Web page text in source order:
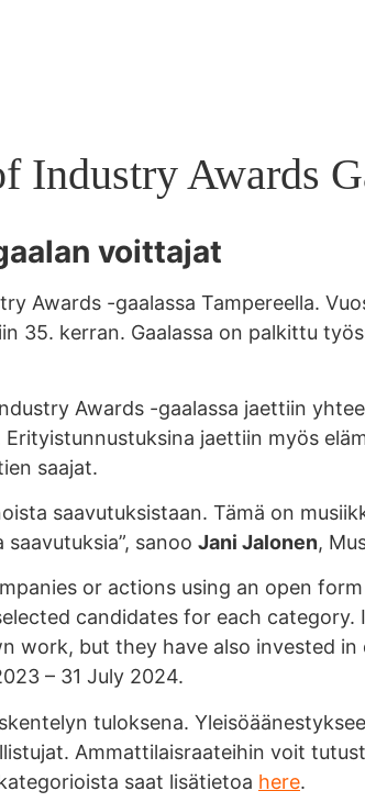
Industry Awards
voittajat
Awards -gaalassa Tampereella.
35. kerran. Gaalassa on palkittu
Awards -gaalassa jaettiin
Erityistunnustuksina jaettiin myös
saajat.
saavutuksistaan. Tämä on
sanoo Jani Jalonen,
or actions using an open
candidates for each
work, but they have also invested
– 31 July 2024.
tuloksena.
Ammattilaisraateihin voit
saat lisätietoa here.